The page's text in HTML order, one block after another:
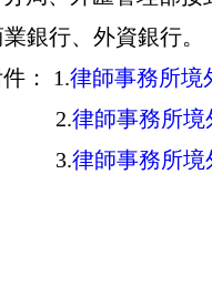
銀行、外資銀行。
：
1.律師事務所境
2.律師事務所
3.律師事務所